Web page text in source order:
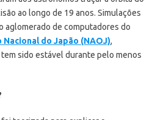
ao longo de 19 anos. Simulações
aglomerado de computadores do
do Japão (NAOJ),
sido estável durante pelo menos